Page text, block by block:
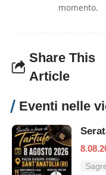
momento.
Share This
Article
Eventi nelle